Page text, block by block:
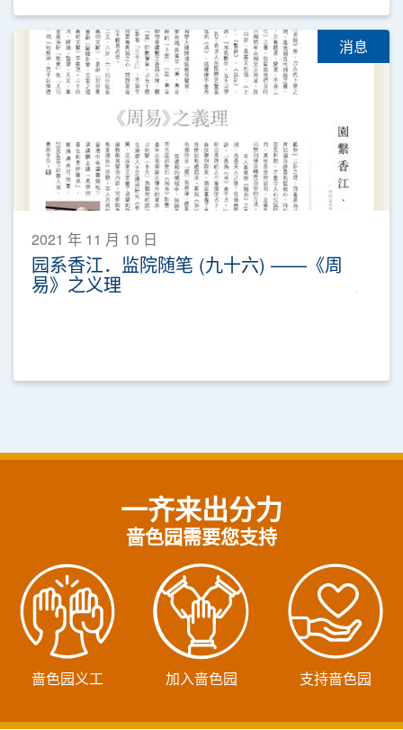
消息
2021 年 11 月 10 日
园系香江．监院随笔 (九十六) ——《周
易》之义理
一齐来出分力
啬色园需要您支持
啬色园义工 加入啬色园 支持啬色园